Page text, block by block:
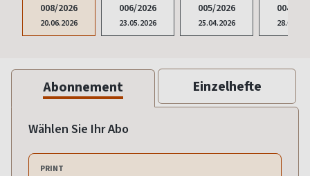
008/2026
20.06.2026
006/2026
23.05.2026
005/2026
25.04.2026
004/
Abonnement Einzelhefte
Wählen Sie Ihr Abo
PRINT